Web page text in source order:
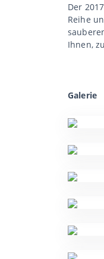
Der
Reihe
Ihnen,
Galerie